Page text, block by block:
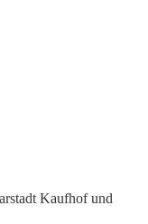
Kaufhof und